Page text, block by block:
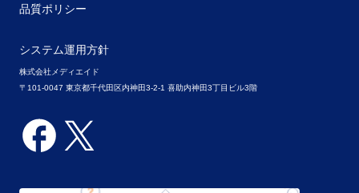
株式会社メディエイド
〒101-0047 東京都千代田区内神田3-2-1 喜助内神田3丁目ビル3階
品質ポリシー
システム運用方針